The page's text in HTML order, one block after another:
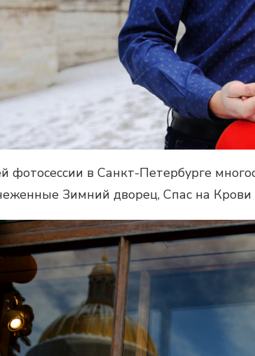
фотосессии в Санкт-Петербурге
Зимний дворец, Спас на